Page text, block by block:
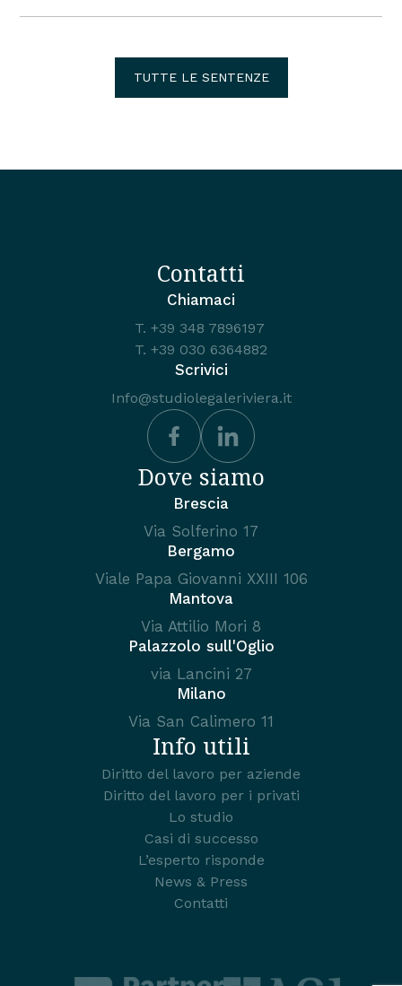
TUTTE LE SENTENZE
Contatti
Chiamaci
T. +39 348 7896197
T. +39 030 6364882
Scrivici
Info@studiolegaleriviera.it
Dove siamo
Brescia
Via Solferino 17
Bergamo
Viale Papa Giovanni XXIII 106
Mantova
Via Attilio Mori 8
Palazzolo sull'Oglio
via Lancini 27
Milano
Via San Calimero 11
Info utili
Diritto del lavoro per aziende
Diritto del lavoro per i privati
Lo studio
Casi di successo
L’esperto risponde
News & Press
Contatti